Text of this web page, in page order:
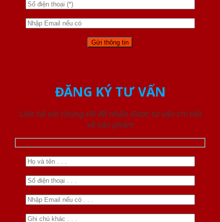
ĐĂNG KÝ TƯ VẤN
Liên hệ với chúng tôi để nhận được tư vấn chi tiết
về sản phẩm